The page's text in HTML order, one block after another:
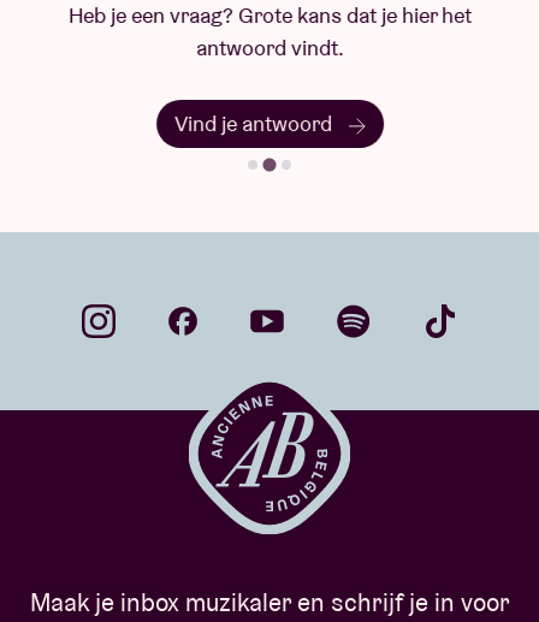
Heb je een vraag? Grote kans dat je hier het
antwoord vindt.
Vind je antwoord
Maak je inbox muzikaler en schrijf je in voor